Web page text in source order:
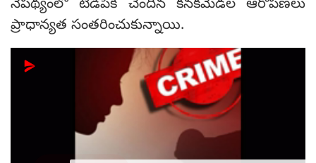
నేపథ్యంలో టీడీపీకి చెందిన కనకమేడల ఆరోపణలు
ప్రాధాన్యత సంతరించుకున్నాయి.